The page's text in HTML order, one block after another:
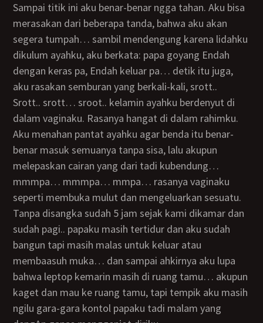
Sampai titik ini aku benar-benar ngga tahan. Aku bisa
merasakan dari beberapa tanda, bahwa aku akan
segera tumpah… sambil mendengung karena lidahku
dikulum ayahku, aku berkata: papa goyang Endah
dengan keras pa, Endah keluar pa… detik itu juga,
aku rasakan semburan yang berkali-kali, srott..
srott.. srott… sroot.. kelamin ayahku berdenyut di
dalam vaginaku. Rasanya hangat di dalam rahimku.
Aku menahan pantat ayahku agar benda itu benar-
benar masuk semuanya tanpa sisa, lalu akupun
melepaskan cairan yang dari tadi kubendung…
mmmpa… mmmpa… mmpa… rasanya vaginaku
seperti membuka mulut dan mengeluarkan sesuatu.
Tanpa disangka sudah 5 jam sejak kami dikamar dan
sudah pagi.. papaku masih tertidur dan aku sudah
bangun tapi masih malas untuk keluar atau
membaasuh muka… dan sampai ahkirnya aku lupa
bahwa leptop kemarin masih di ruang tamu… akupun
kaget dan mau ke ruang tamu, tapi tempik aku masih
ngilu gara-gara kontol papaku tadi malam yang